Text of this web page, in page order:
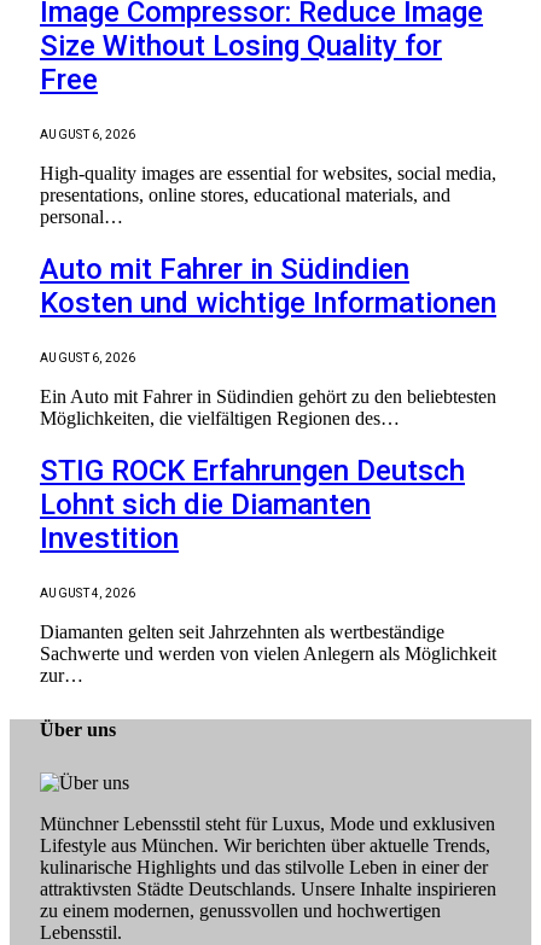
Image Compressor: Reduce Image
Size Without Losing Quality for
Free
AUGUST 6, 2026
High-quality images are essential for websites, social media,
presentations, online stores, educational materials, and
personal…
Auto mit Fahrer in Südindien
Kosten und wichtige Informationen
AUGUST 6, 2026
Ein Auto mit Fahrer in Südindien gehört zu den beliebtesten
Möglichkeiten, die vielfältigen Regionen des…
STIG ROCK Erfahrungen Deutsch
Lohnt sich die Diamanten
Investition
AUGUST 4, 2026
Diamanten gelten seit Jahrzehnten als wertbeständige
Sachwerte und werden von vielen Anlegern als Möglichkeit
zur…
Über uns
Münchner Lebensstil steht für Luxus, Mode und exklusiven
Lifestyle aus München. Wir berichten über aktuelle Trends,
kulinarische Highlights und das stilvolle Leben in einer der
attraktivsten Städte Deutschlands. Unsere Inhalte inspirieren
zu einem modernen, genussvollen und hochwertigen
Lebensstil.